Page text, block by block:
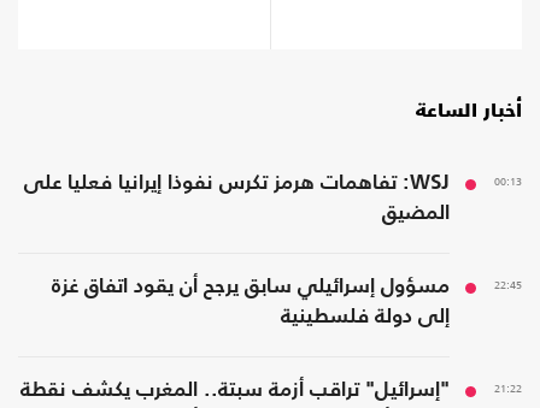
أخبار الساعة
00:13
WSJ: تفاهمات هرمز تكرس نفوذا إيرانيا فعليا على
المضيق
22:45
مسؤول إسرائيلي سابق يرجح أن يقود اتفاق غزة
إلى دولة فلسطينية
21:22
"إسرائيل" تراقب أزمة سبتة.. المغرب يكشف نقطة